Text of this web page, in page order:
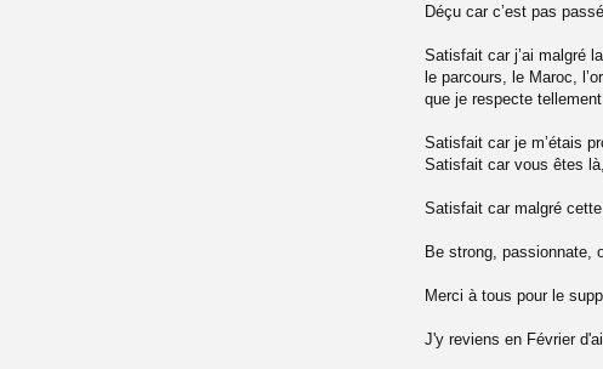
Déçu car c’est pas
Satisfait car j’ai malgré
le parcours, le Maroc,
que je respecte tellement
Satisfait car je m’étais
Satisfait car vous êtes
Satisfait car malgré cette
Be strong, passionnate,
Merci à tous pour le
J'y reviens en Février